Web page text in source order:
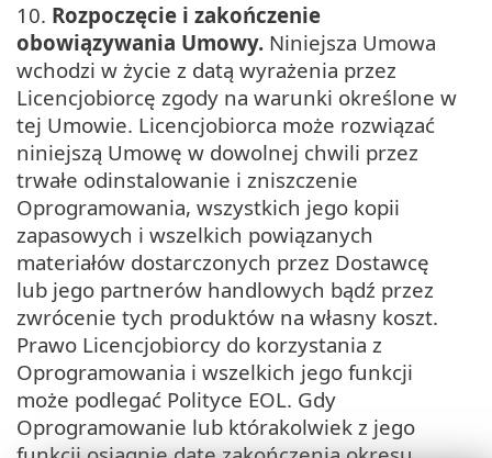
10. Rozpoczęcie i zakończenie
obowiązywania Umowy. Niniejsza Umowa
wchodzi w życie z datą wyrażenia przez
Licencjobiorcę zgody na warunki określone w
tej Umowie. Licencjobiorca może rozwiązać
niniejszą Umowę w dowolnej chwili przez
trwałe odinstalowanie i zniszczenie
Oprogramowania, wszystkich jego kopii
zapasowych i wszelkich powiązanych
materiałów dostarczonych przez Dostawcę
lub jego partnerów handlowych bądź przez
zwrócenie tych produktów na własny koszt.
Prawo Licencjobiorcy do korzystania z
Oprogramowania i wszelkich jego funkcji
może podlegać Polityce EOL. Gdy
Oprogramowanie lub którakolwiek z jego